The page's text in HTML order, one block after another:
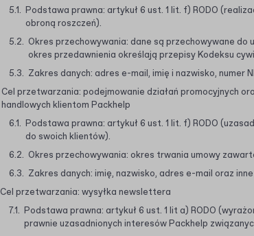
Podstawa prawna: artykuł 6 ust. 1 lit. f) RODO
obroną roszczeń).
Okres przechowywania: dane są przechowywane do
okres przedawnienia określają przepisy Kodeksu
Zakres danych: adres e-mail, imię i nazwisko, numer
Cel przetwarzania: podejmowanie działań promocyjnych
handlowych klientom Packhelp
Podstawa prawna: artykuł 6 ust. 1 lit. f) RODO
do swoich klientów).
Okres przechowywania: okres trwania umowy
Zakres danych: imię, nazwisko, adres e-mail oraz
Cel przetwarzania: wysyłka newslettera
Podstawa prawna: artykuł 6 ust. 1 lit a) RODO
prawnie uzasadnionych interesów Packhelp